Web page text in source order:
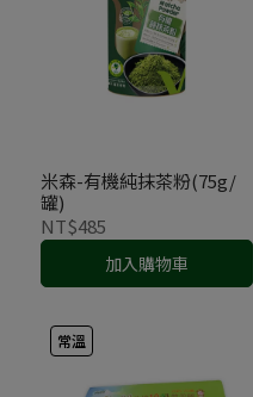
米森-有機純抹茶粉(75g/
罐)
NT$485
加入購物車
常溫